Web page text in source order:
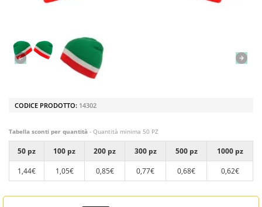
CODICE PRODOTTO: 14302
Tabella sconti per quantità - Quantità minima 50 PZ
50 pz 100 pz 200 pz 300 pz 500 pz
1000 pz
1,44€
1,05€ 0,85€ 0,77€ 0,68€ 0,62€